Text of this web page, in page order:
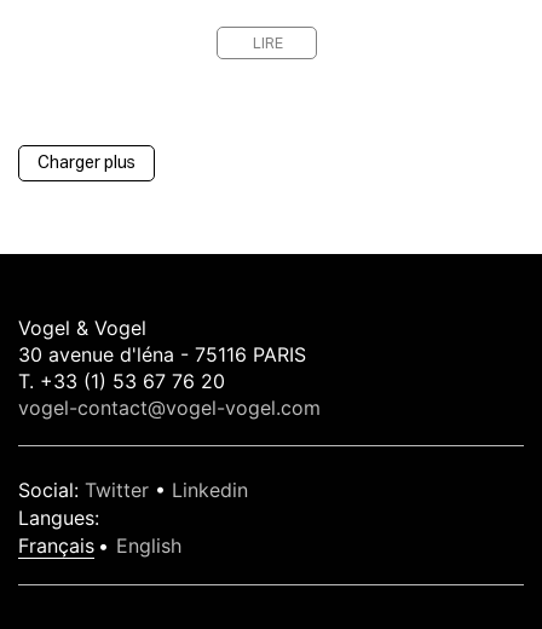
LIRE
Charger plus
Vogel & Vogel
30 avenue d'léna - 75116 PARIS
T. +33 (1) 53 67 76 20
vogel-contact@vogel-vogel.com
Social: Twitter • Linkedin
Langues:
Français
English